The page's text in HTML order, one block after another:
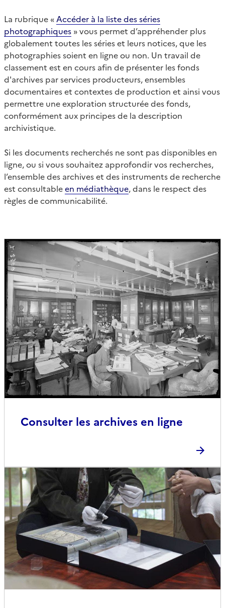
La rubrique « Accéder à la liste des séries
photographiques » vous permet d’appréhender plus
globalement toutes les séries et leurs notices, que les
photographies soient en ligne ou non. Un travail de
classement est en cours afin de présenter les fonds
d'archives par services producteurs, ensembles
documentaires et contextes de production et ainsi vous
permettre une exploration structurée des fonds,
conformément aux principes de la description
archivistique.
Si les documents recherchés ne sont pas disponibles en
ligne, ou si vous souhaitez approfondir vos recherches,
l’ensemble des archives et des instruments de recherche
est consultableen médiathèque, dans le respect des
règles de communicabilité.
Consulter les archives en ligne